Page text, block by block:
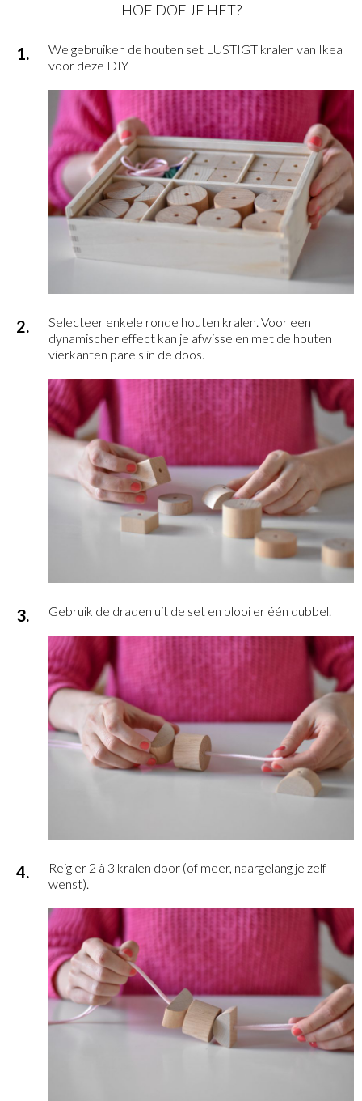
HOE DOE JE HET?
We gebruiken de houten set LUSTIGT kralen van Ikea
voor deze DIY
Selecteer enkele ronde houten kralen. Voor een
dynamischer effect kan je afwisselen met de houten
vierkanten parels in de doos.
Gebruik de draden uit de set en plooi er één dubbel.
Reig er 2 à 3 kralen door (of meer, naargelang je zelf
wenst).